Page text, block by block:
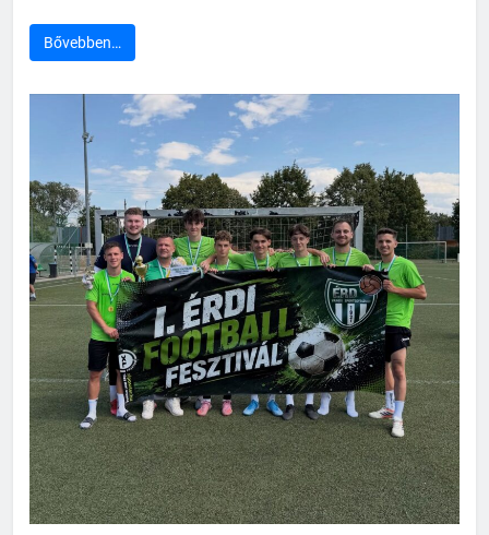
Bővebben…